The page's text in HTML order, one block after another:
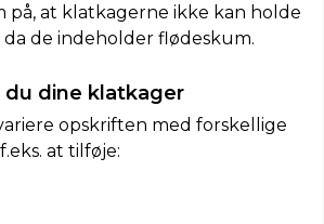
at klatkagerne ikke kan holde
de indeholder flødeskum.
du dine klatkager
opskriften med forskellige
at tilføje: